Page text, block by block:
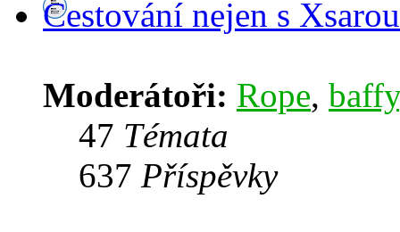
Cestování nejen s Xsarou
Moderátoři: Rope, baffy
47 Témata
637 Příspěvky